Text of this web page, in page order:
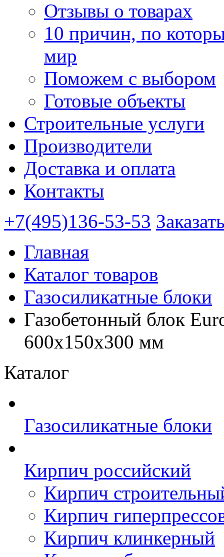
Отзывы о товарах
10 причин, по
мир
Поможем с выбором
Готовые объекты
Строительные услуги
Производители
Доставка и оплата
Контакты
+7(495)136-53-53
Главная
Каталог товаров
Газосиликатные блоки
Газобетонный блок
600х150х300 мм
Каталог
Газосиликатные блоки
Кирпич российский
Кирпич
Кирпич
Кирпич клинкерный